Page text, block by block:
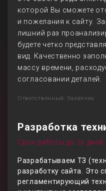
которой Вы сможете
и пожелания к сайту.
лишний раз
будете четко
вид. Качественно
массу времени,
согласовании деталей.
Ответственный: Заказчик
Разработка
Срок работы до 2х дней
Разрабатываем ТЗ
разработку сайта. Это
регламентирующий